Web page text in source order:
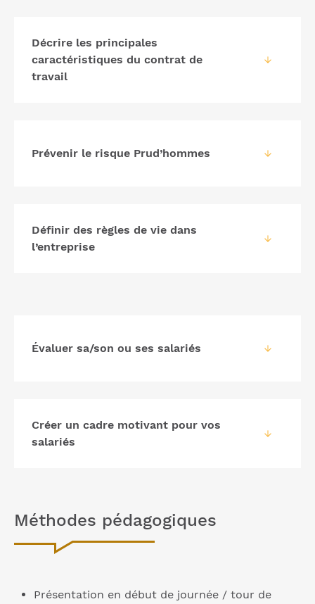
Décrire les principales
caractéristiques du contrat de
travail
Prévenir le risque Prud’hommes
Définir des règles de vie dans
l’entreprise
Évaluer sa/son ou ses salariés
Créer un cadre motivant pour vos
salariés
Méthodes pédagogiques
Présentation en début de journée / tour de